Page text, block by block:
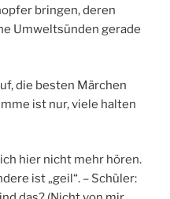
bringen, deren
Umweltsünden gerade
die besten Märchen
ist nur, viele halten
hier nicht mehr hören.
ist „geil“. – Schüler: